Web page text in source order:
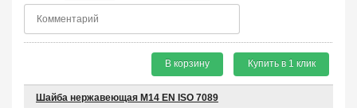
В корзину Купить в 1 клик
Шайба нержавеющая М14 EN ISO 7089